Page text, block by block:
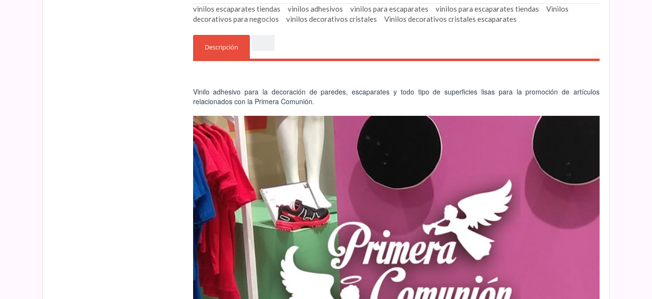
vinilos escaparates tiendas vinilos adhesivos vinilos para escaparates vinilos para escaparates tiendas
Vinilos
decorativos para negocios
vinilos decorativos cristales Vinilos decorativos cristales escaparates
Descripción
Vinilo adhesivo para la decoración de paredes, escaparates y todo tipo de superficies lisas para la promoción de artículos
relacionados con la Primera Comunión.